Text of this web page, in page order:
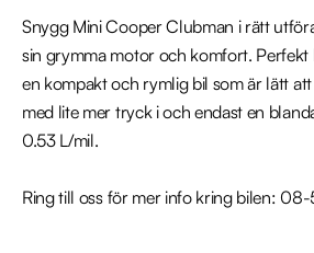
Snygg Mini Cooper Clubman i rätt
sin grymma motor och komfort. Perfekt
en kompakt och rymlig bil som är lätt
med lite mer tryck i och endast en
0.53 L/mil.
Ring till oss för mer info kring bilen: 08-